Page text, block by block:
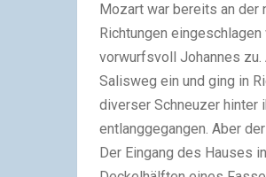
Mozart war bereits an der
Richtungen
vorwurfsvoll Johannes zu.
Salisweg ein und ging in
diverser Schneuzer hinter
entlanggegangen. Aber
Der Eingang des Hauses